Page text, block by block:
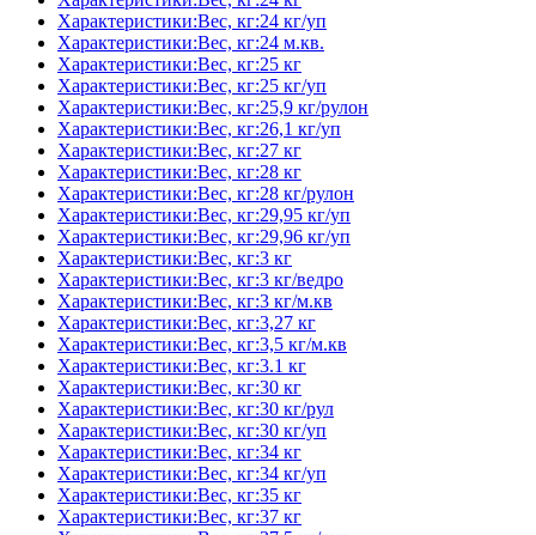
Характеристики:Вес, кг:24 кг/уп
Характеристики:Вес, кг:24 м.кв.
Характеристики:Вес, кг:25 кг
Характеристики:Вес, кг:25 кг/уп
Характеристики:Вес, кг:25,9 кг/рулон
Характеристики:Вес, кг:26,1 кг/уп
Характеристики:Вес, кг:27 кг
Характеристики:Вес, кг:28 кг
Характеристики:Вес, кг:28 кг/рулон
Характеристики:Вес, кг:29,95 кг/уп
Характеристики:Вес, кг:29,96 кг/уп
Характеристики:Вес, кг:3 кг
Характеристики:Вес, кг:3 кг/ведро
Характеристики:Вес, кг:3 кг/м.кв
Характеристики:Вес, кг:3,27 кг
Характеристики:Вес, кг:3,5 кг/м.кв
Характеристики:Вес, кг:3.1 кг
Характеристики:Вес, кг:30 кг
Характеристики:Вес, кг:30 кг/рул
Характеристики:Вес, кг:30 кг/уп
Характеристики:Вес, кг:34 кг
Характеристики:Вес, кг:34 кг/уп
Характеристики:Вес, кг:35 кг
Характеристики:Вес, кг:37 кг